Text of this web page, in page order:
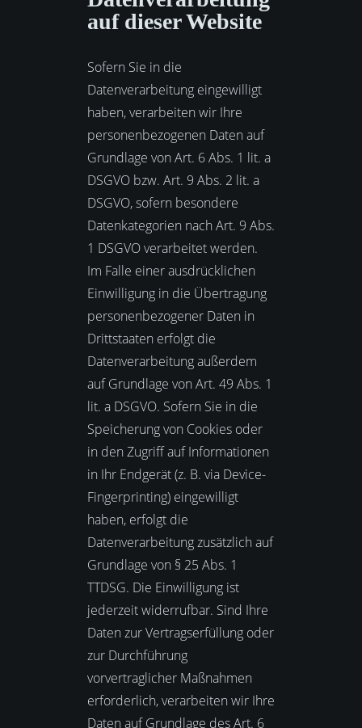
auf dieser Website
Sofern Sie in die
Datenverarbeitung eingewilligt
haben, verarbeiten wir Ihre
personenbezogenen Daten auf
Grundlage von Art. 6 Abs. 1 lit. a
DSGVO bzw. Art. 9 Abs. 2 lit. a
DSGVO, sofern besondere
Datenkategorien nach Art. 9 Abs.
1 DSGVO verarbeitet werden.
Im Falle einer ausdrücklichen
Einwilligung in die Übertragung
personenbezogener Daten in
Drittstaaten erfolgt die
Datenverarbeitung außerdem
auf Grundlage von Art. 49 Abs. 1
lit. a DSGVO. Sofern Sie in die
Speicherung von Cookies oder
in den Zugriff auf Informationen
in Ihr Endgerät (z. B. via Device-
Fingerprinting) eingewilligt
haben, erfolgt die
Datenverarbeitung zusätzlich auf
Grundlage von § 25 Abs. 1
TTDSG. Die Einwilligung ist
jederzeit widerrufbar. Sind Ihre
Daten zur Vertragserfüllung oder
zur Durchführung
vorvertraglicher Maßnahmen
erforderlich, verarbeiten wir Ihre
Daten auf Grundlage des Art. 6